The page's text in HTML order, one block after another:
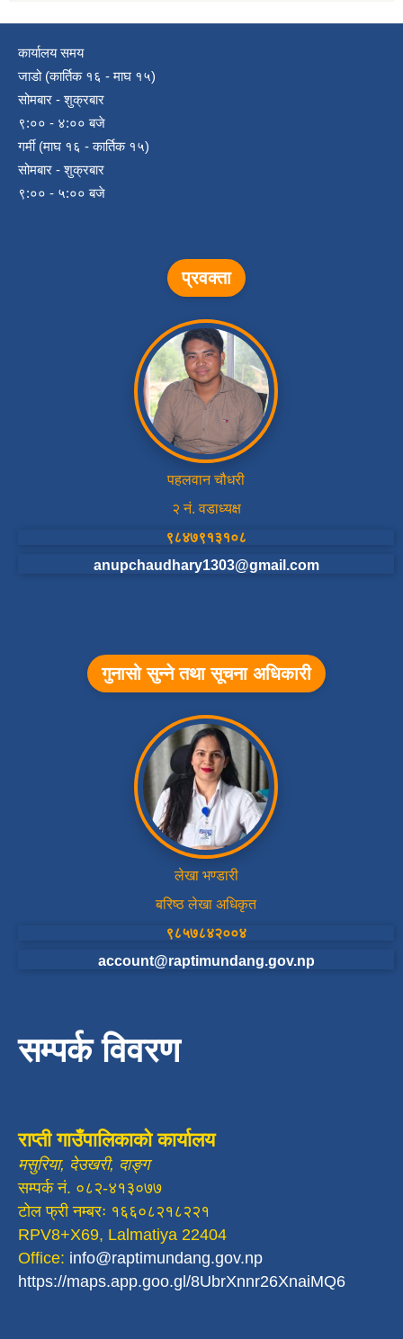
कार्यालय समय
जाडो (कार्तिक १६ - माघ १५)
सोमबार - शुक्रबार
९:०० - ४:०० बजे
गर्मी (माघ १६ - कार्तिक १५)
सोमबार - शुक्रबार
९:०० - ५:०० बजे
प्रवक्ता
पहलवान चौधरी
२ नं. वडाध्यक्ष
९८४७९१३१०८
anupchaudhary1303@gmail.com
गुनासो सुन्ने तथा सूचना अधिकारी
लेखा भण्डारी
बरिष्ठ लेखा अधिकृत
९८५७८४२००४
account@raptimundang.gov.np
सम्पर्क विवरण
राप्ती गाउँपालिकाको कार्यालय
मसुरिया, देउखरी, दाङ्ग
सम्पर्क नं. ०८२-४१३०७७
टोल फ्री नम्बरः १६६०८२१८२२१
RPV8+X69, Lalmatiya 22404
Office: info@raptimundang.gov.np
https://maps.app.goo.gl/8UbrXnnr26XnaiMQ6